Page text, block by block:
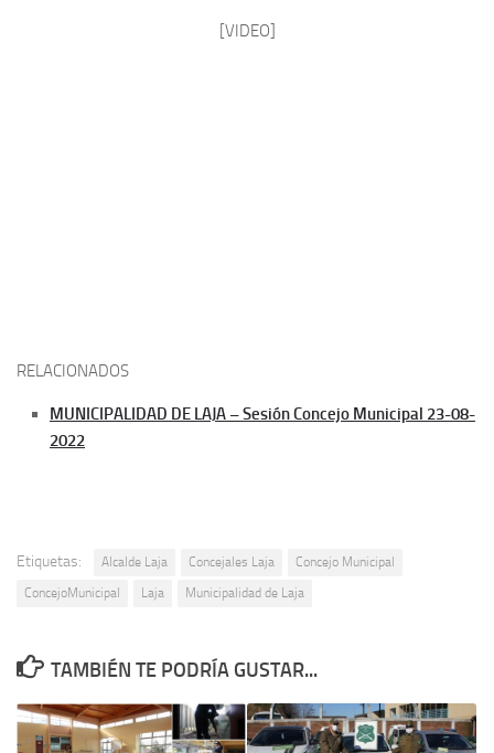
[VIDEO]
RELACIONADOS
MUNICIPALIDAD DE LAJA – Sesión Concejo Municipal 23-08-
2022
Etiquetas: Alcalde Laja Concejales Laja
Concejo Municipal
ConcejoMunicipal
Laja Municipalidad de Laja
TAMBIÉN TE PODRÍA GUSTAR...